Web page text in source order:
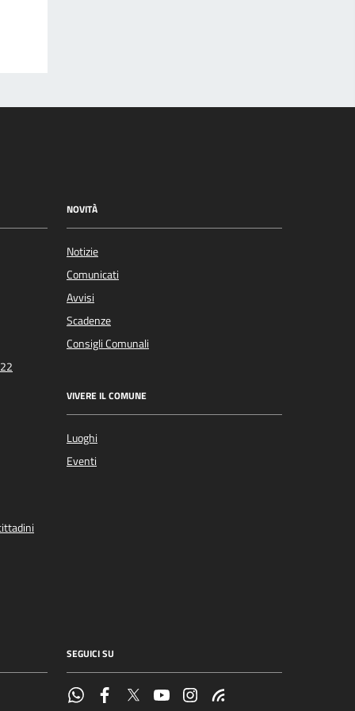
NOVITÀ
Notizie
Comunicati
Avvisi
Scadenze
Consigli Comunali
VIVERE IL COMUNE
Luoghi
Eventi
SEGUICI SU